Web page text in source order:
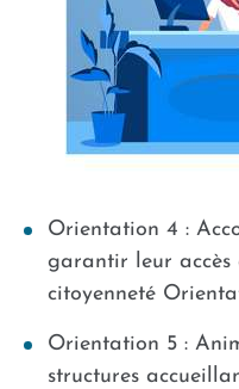
Orientation 4 :
garantir leur
citoyenneté
Orientation 5 :
structures